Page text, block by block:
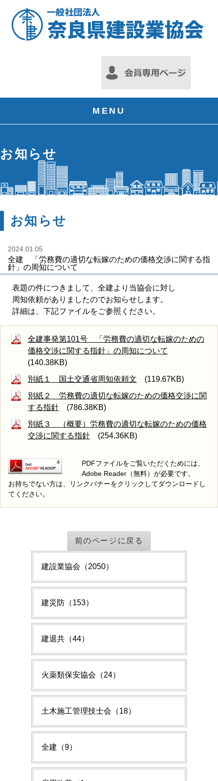
MENU
お知らせ
お知らせ
2024.01.05
全建 「労務費の適切な転嫁のための価格交渉に関する指
針」の周知について
表題の件につきまして、全建より当協会に対し
周知依頼がありましたのでお知らせします。
詳細は、下記ファイルをご参照ください。
全建事発第101号 「労務費の適切な転嫁のための
価格交渉に関する指針」の周知について
(140.38KB)
別紙１ 国土交通省周知依頼文 (119.67KB)
別紙２ 労務費の適切な転嫁のための価格交渉に関
する指針 (786.38KB)
別紙３ （概要）労務費の適切な転嫁のための価格
交渉に関する指針 (254.36KB)
PDFファイルをご覧いただくためには、
Adobe Reader（無料）が必要です。
お持ちでない方は、リンクバナーをクリックしてダウンロードし
てください。
前のページに戻る
建設業協会（2050）
建災防（153）
建退共（44）
火薬類保安協会（24）
土木施工管理技士会（18）
全建（9）